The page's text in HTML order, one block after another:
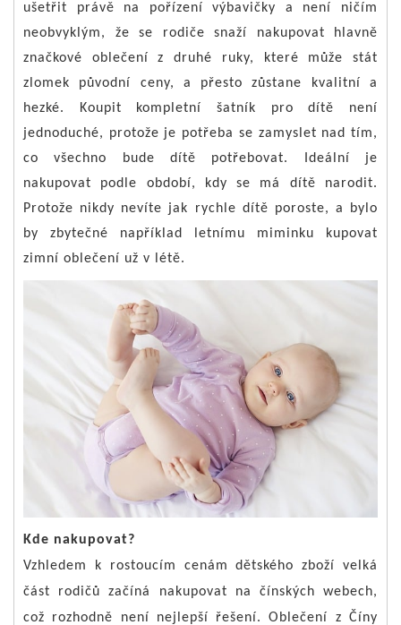
ušetřit právě na pořízení výbavičky a není ničím
neobvyklým, že se rodiče snaží nakupovat hlavně
značkové oblečení z druhé ruky, které může stát
zlomek původní ceny, a přesto zůstane kvalitní a
hezké. Koupit kompletní šatník pro dítě není
jednoduché, protože je potřeba se zamyslet nad tím,
co všechno bude dítě potřebovat. Ideální je
nakupovat podle období, kdy se má dítě narodit.
Protože nikdy nevíte jak rychle dítě poroste, a bylo
by zbytečné například letnímu miminku kupovat
zimní oblečení už v létě.
Kde nakupovat?
Vzhledem k rostoucím cenám dětského zboží velká
část rodičů začíná nakupovat na čínských webech,
což rozhodně není nejlepší řešení. Oblečení z Číny